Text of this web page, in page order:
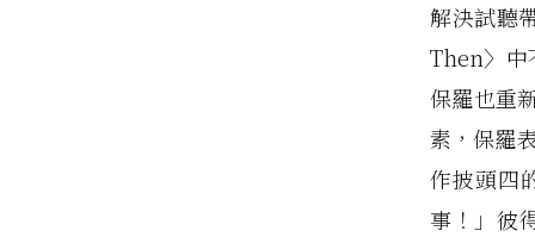
解決試聽
Then〉中
保羅也重
素，保羅
作披頭四
事！」彼